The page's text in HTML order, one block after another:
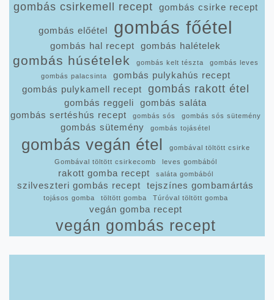
gombás csirkemell recept
gombás csirke recept
gombás előétel gombás főétel
gombás hal recept gombás halételek
gombás húsételek gombás kelt tészta
gombás leves
gombás palacsinta
gombás pulykahús recept
gombás pulykamell recept
gombás rakott étel
gombás reggeli
gombás saláta
gombás sertéshús recept
gombás sós gombás sós sütemény
gombás sütemény gombás tojásétel
gombás vegán étel
gombával töltött csirke
Gombával töltött csirkecomb
leves gombából
rakott gomba recept saláta gombából
szilveszteri gombás recept tejszínes gombamártás
tojásos gomba töltött gomba Túróval töltött gomba
vegán gomba recept
vegán gombás recept